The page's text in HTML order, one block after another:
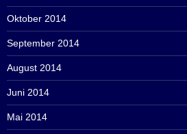
Oktober 2014
September 2014
August 2014
Juni 2014
Mai 2014